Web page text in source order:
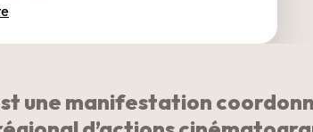
une manifestation